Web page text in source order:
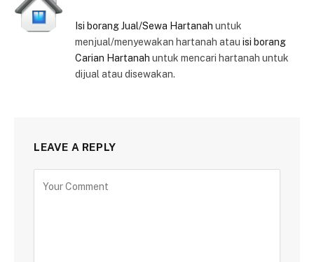
Isi borang Jual/Sewa Hartanah untuk
menjual/menyewakan hartanah atau isi borang
Carian Hartanah untuk mencari hartanah untuk
dijual atau disewakan.
LEAVE A REPLY